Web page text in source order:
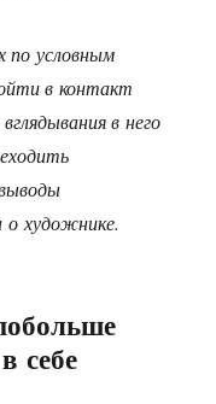
по условным
в контакт
в него
художнике.
себе